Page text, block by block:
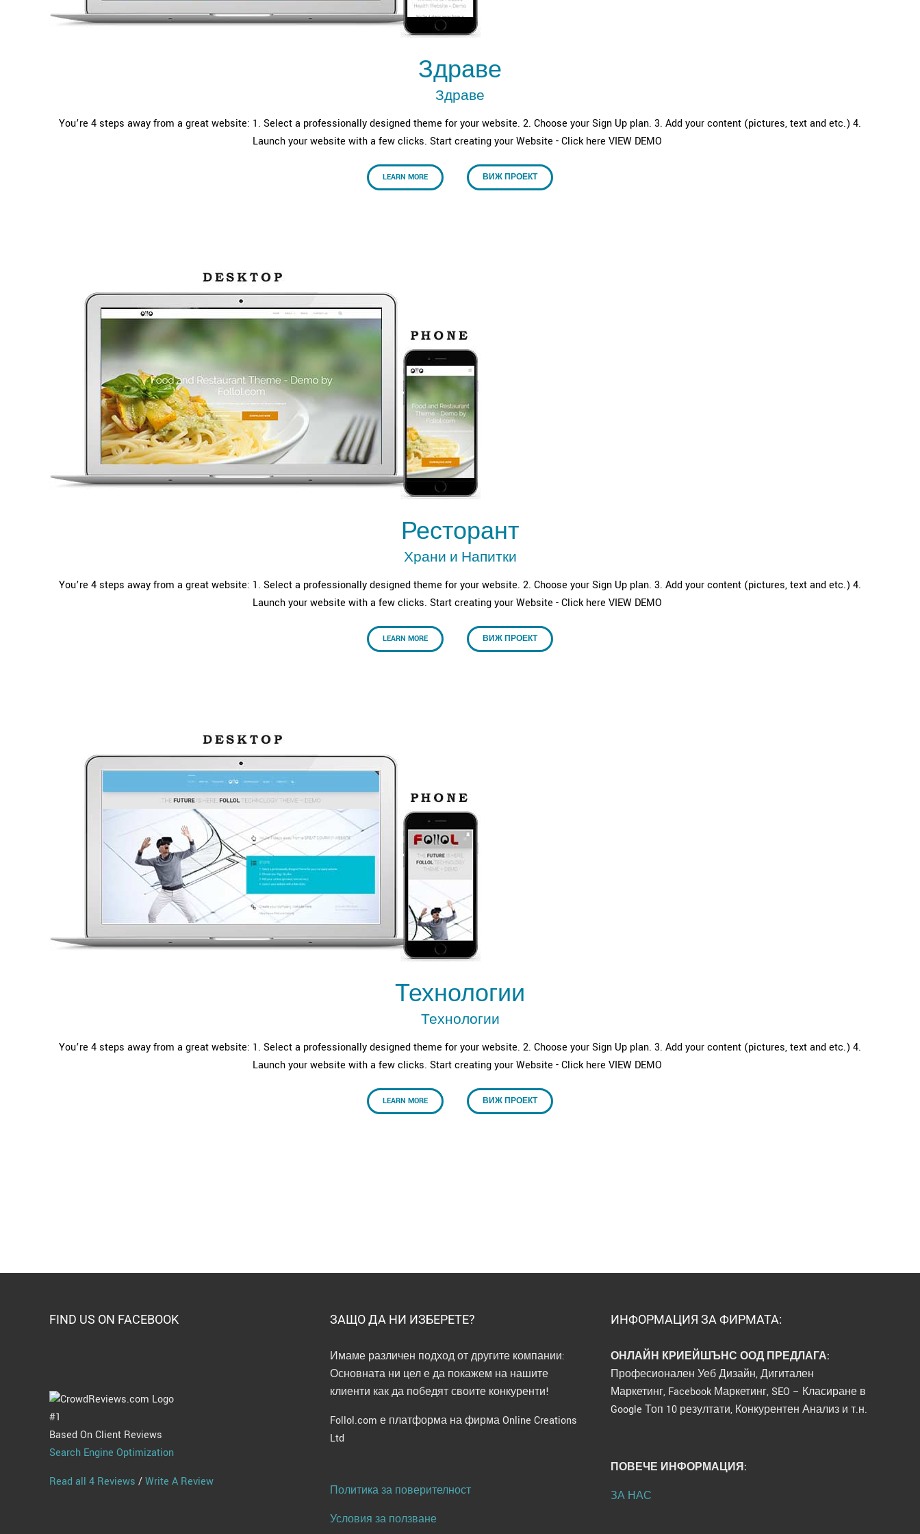
Здраве
Здраве
You’re 4 steps away from a great website: 1. Select a professionally designed theme for your website. 2. Choose your Sign Up plan. 3. Add your content (pictures, text and etc.) 4.
Launch your website with a few clicks. Start creating your Website - Click here VIEW DEMO
LEARN MORE ВИЖ ПРОЕКТ
Ресторант
Храни и Напитки
You’re 4 steps away from a great website: 1. Select a professionally designed theme for your website. 2. Choose your Sign Up plan. 3. Add your content (pictures, text and etc.) 4.
Launch your website with a few clicks. Start creating your Website - Click here VIEW DEMO
LEARN MORE ВИЖ ПРОЕКТ
Технологии
Технологии
You’re 4 steps away from a great website: 1. Select a professionally designed theme for your website. 2. Choose your Sign Up plan. 3. Add your content (pictures, text and etc.) 4.
Launch your website with a few clicks. Start creating your Website - Click here VIEW DEMO
LEARN MORE ВИЖ ПРОЕКТ
FIND US ON FACEBOOK
#1
Based On Client Reviews
Search Engine Optimization
Read all 4 Reviews /Write A Review
ЗАЩО ДА НИ ИЗБЕРЕТЕ?
Имаме различен подход от другите компании:
Основната ни цел е да покажем на нашите
клиенти как да победят своите конкуренти!
Follol.com е платформа на фирма Online Creations
Ltd
Политика за поверителност
Условия за ползване
ИНФОРМАЦИЯ ЗА ФИРМАТА:
ОНЛАЙН КРИЕЙШЪНС ООД ПРЕДЛАГА:
Професионален Уеб Дизайн, Дигитален
Маркетинг, Facebook Маркетинг, SEO – Класиране в
Google Топ 10 резултати, Конкурентен Анализ и т.н.
ПОВЕЧЕ ИНФОРМАЦИЯ:
ЗА НАС